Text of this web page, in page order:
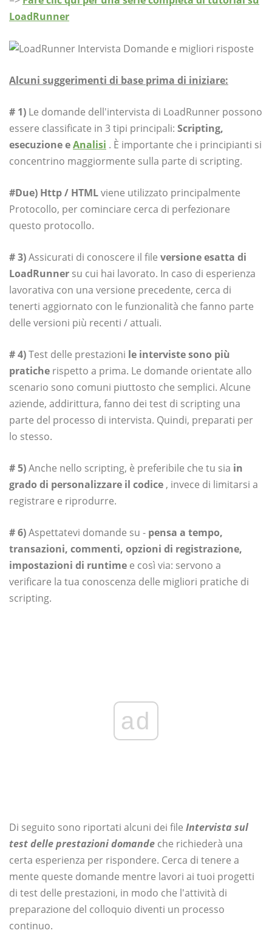
LoadRunner
Alcuni suggerimenti di base prima di iniziare:
# 1) Le domande dell'intervista di LoadRunner possono
essere classificate in 3 tipi principali: Scripting,
esecuzione eAnalisi . È importante che i principianti si
concentrino maggiormente sulla parte di scripting.
#Due) Http / HTMLviene utilizzato principalmente
Protocollo, per cominciare cerca di perfezionare
questo protocollo.
# 3)Assicurati di conoscere il file versione esatta di
LoadRunner su cui hai lavorato. In caso di esperienza
lavorativa con una versione precedente, cerca di
tenerti aggiornato con le funzionalità che fanno parte
delle versioni più recenti / attuali.
# 4)Test delle prestazioni le interviste sono più
pratiche rispetto a prima. Le domande orientate allo
scenario sono comuni piuttosto che semplici. Alcune
aziende, addirittura, fanno dei test di scripting una
parte del processo di intervista. Quindi, preparati per
lo stesso.
# 5)Anche nello scripting, è preferibile che tu sia in
grado di personalizzare il codice , invece di limitarsi a
registrare e riprodurre.
# 6)Aspettatevi domande su - pensa a tempo,
transazioni, commenti, opzioni di registrazione,
impostazioni di runtime e così via: servono a
verificare la tua conoscenza delle migliori pratiche di
scripting.
ad
Di seguito sono riportati alcuni dei file Intervista sul
test delle prestazionidomande che richiederà una
certa esperienza per rispondere. Cerca di tenere a
mente queste domande mentre lavori ai tuoi progetti
di test delle prestazioni, in modo che l'attività di
preparazione del colloquio diventi un processo
continuo.